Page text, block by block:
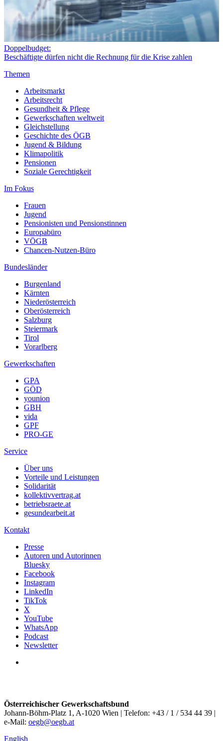
Doppelbudget:
Beschäftigte dürfen nicht die Rechnung für die Krise zahlen
Themen
Arbeitsmarkt
Arbeitsrecht
Gesundheit & Pflege
Gewerkschaften weltweit
Gleichstellung
Geschichte des ÖGB
Jugend & Bildung
Klimapolitik
Pensionen
Soziale Gerechtigkeit
Im Fokus
Frauen
Jugend
Pensionisten und Pensionstinnen
Europabüro
VÖGB
Chancen-Nutzen-Büro
Bundesländer
Burgenland
Kärnten
Niederösterreich
Oberösterreich
Salzburg
Steiermark
Tirol
Vorarlberg
Gewerkschaften
GPA
GÖD
younion
GBH
vida
GPF
PRO-GE
Service
Über uns
Vorteile und Leistungen
Solidarität
kollektivvertrag.at
betriebsraete.at
gesundearbeit.at
Kontakt
Presse
Autoren und Autorinnen
Bluesky
Facebook
Instagram
LinkedIn
TikTok
X
YouTube
WhatsApp
Podcast
Newsletter
Österreichischer Gewerkschaftsbund
Johann-Böhm-Platz 1, A-1020 Wien | Telefon: +43 / 1 / 534 44 39 |
e-Mail: oegb@oegb.at
English